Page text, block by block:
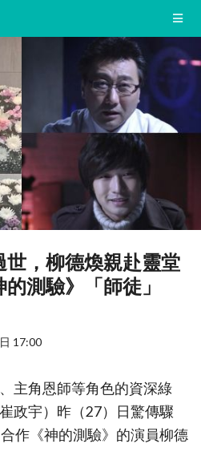
，柳德煥親赴靈堂
測驗》「師徒」
17:00
主角恩師等角色的資深綠
政宇）昨（27）日驚傳驟
作《神的測驗》的演員柳德